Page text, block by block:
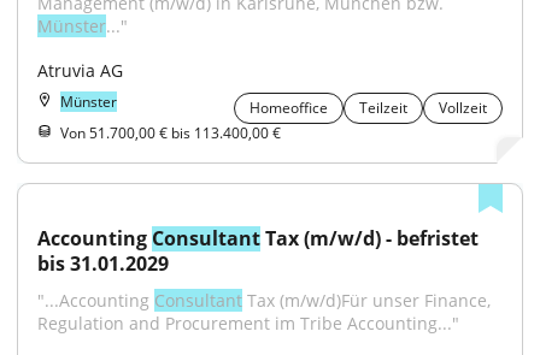
Münster..."
Atruvia AG
Münster Homeoffice Teilzeit
Vollzeit
Von 51.700,00 € bis 113.400,00 €
Accounting Consultant Tax (m/w/d) - befristet
bis 31.01.2029
"...Accounting Consultant Tax (m/w/d)Für unser Finance,
Regulation and Procurement im Tribe Accounting..."